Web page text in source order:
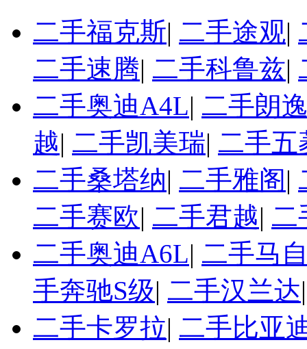
二手福克斯| 二手途观|
二手速腾| 二手科鲁兹|
二手奥迪A4L| 二手朗
越| 二手凯美瑞| 二手五
二手桑塔纳| 二手雅阁|
二手赛欧| 二手君越| 二
二手奥迪A6L| 二手马
手奔驰S级| 二手汉兰达
二手卡罗拉| 二手比亚